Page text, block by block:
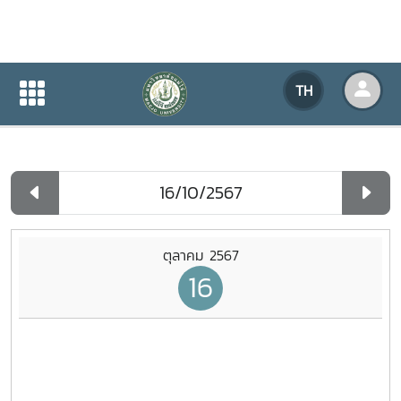
TH
ปฏิทินกิจกรรมของหน่วยงาน
ปฏิทินกิจกรรมของหน่วยงาน
ตุลาคม 2567
16